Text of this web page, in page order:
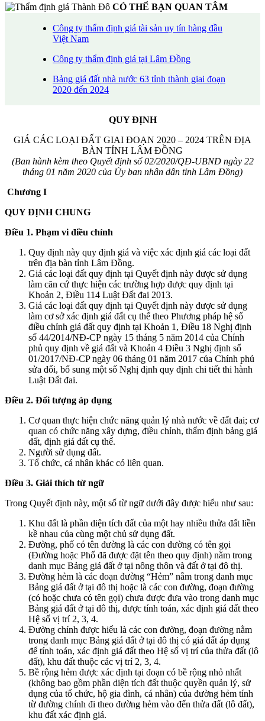
CÓ THỂ BẠN QUAN TÂM
Công ty thẩm định giá tài sản uy tín hàng đầu
Việt Nam
Công ty thẩm định giá tại Lâm Đồng
Bảng giá đất nhà nước 63 tỉnh thành giai đoạn
2020 đến 2024
QUY ĐỊNH
GIÁ CÁC LOẠI ĐẤT GIAI ĐOẠN 2020 – 2024 TRÊN ĐỊA
BÀN TỈNH LÂM ĐỒNG
(Ban hành kèm theo Quyết định số 02/2020/QĐ-UBND ngày 22
tháng 01 năm 2020 của Ủy ban nhân dân tỉnh Lâm Đồng)
Chương I
QUY ĐỊNH CHUNG
Điều 1. Phạm vi điều chỉnh
Quy định này quy định giá và việc xác định giá các loại đất
trên địa bàn tỉnh Lâm Đồng.
Giá các loại đất quy định tại Quyết định này được sử dụng
làm căn cứ thực hiện các trường hợp được quy định tại
Khoản 2, Điều 114 Luật Đất đai 2013.
Giá các loại đất quy định tại Quyết định này được sử dụng
làm cơ sở xác định giá đất cụ thể theo Phương pháp hệ số
điều chỉnh giá đất quy định tại Khoản 1, Điều 18 Nghị định
số 44/2014/NĐ-CP ngày 15 tháng 5 năm 2014 của Chính
phủ quy định về giá đất và Khoản 4 Điều 3 Nghị định số
01/2017/NĐ-CP ngày 06 tháng 01 năm 2017 của Chính phủ
sửa đổi, bổ sung một số Nghị định quy định chi tiết thi hành
Luật Đất đai.
Điều 2. Đối tượng áp dụng
Cơ quan thực hiện chức năng quản lý nhà nước về đất đai; cơ
quan có chức năng xây dựng, điều chỉnh, thẩm định bảng giá
đất, định giá đất cụ thể.
Người sử dụng đất.
Tổ chức, cá nhân khác có liên quan.
Điều 3. Giải thích từ ngữ
Trong Quyết định này, một số từ ngữ dưới đây được hiểu như sau:
Khu đất là phần diện tích đất của một hay nhiều thửa đất liền
kề nhau của cùng một chủ sử dụng đất.
Đường, phố có tên đường là các con đường có tên gọi
(Đường hoặc Phố đã được đặt tên theo quy định) nằm trong
danh mục Bảng giá đất ở tại nông thôn và đất ở tại đô thị.
Đường hẻm là các đoạn đường “Hẻm” nằm trong danh mục
Bảng giá đất ở tại đô thị hoặc là các con đường, đoạn đường
(có hoặc chưa có tên gọi) chưa được đưa vào trong danh mục
Bảng giá đất ở tại đô thị, được tính toán, xác định giá đất theo
Hệ số vị trí 2, 3, 4.
Đường chính được hiểu là các con đường, đoạn đường nằm
trong danh mục Bảng giá đất ở tại đô thị có giá đất áp dụng
để tính toán, xác định giá đất theo Hệ số vị trí của thửa đất (lô
đất), khu đất thuộc các vị trí 2, 3, 4.
Bề rộng hẻm được xác định tại đoạn có bề rộng nhỏ nhất
(không bao gồm phần diện tích đất thuộc quyền quản lý, sử
dụng của tổ chức, hộ gia đình, cá nhân) của đường hẻm tính
từ đường chính đi theo đường hẻm vào đến thửa đất (lô đất),
khu đất xác định giá.